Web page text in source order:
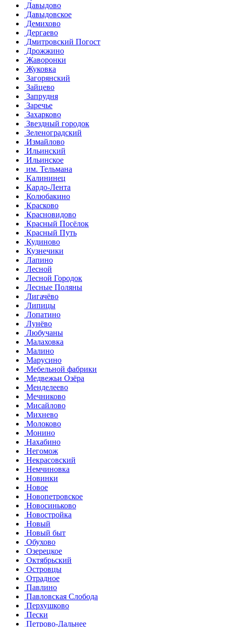
Давыдово
Давыдовское
Демихово
Дергаево
Дмитровский Погост
Дрожжино
Жаворонки
Жуковка
Загорянский
Зайцево
Запрудня
Заречье
Захарково
Звездный городок
Зеленоградский
Измайлово
Ильинский
Ильинское
им. Тельмана
Калининец
Кардо-Лента
Колюбакино
Красково
Красновидово
Красный Посёлок
Красный Путь
Кудиново
Кузнечики
Лапино
Лесной
Лесной Городок
Лесные Поляны
Лигачёво
Липицы
Лопатино
Лунёво
Любучаны
Малаховка
Малино
Марусино
Мебельной фабрики
Медвежьи Озёра
Менделеево
Мечниково
Мисайлово
Михнево
Молоково
Монино
Нахабино
Негомож
Некрасовский
Немчиновка
Новинки
Новое
Новопетровское
Новосиньково
Новостройка
Новый
Новый быт
Обухово
Озерецкое
Октябрьский
Островцы
Отрадное
Павлино
Павловская Слобода
Перхушково
Пески
Петрово-Дальнее